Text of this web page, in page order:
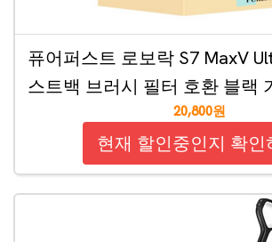
퓨어퍼스트 로보락 S7 MaxV
스트백 브러시 필터 호환 블랙
20,800원
현재 할인중인지 확인